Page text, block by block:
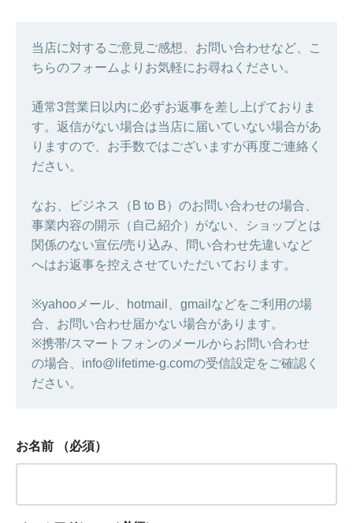
当店に対するご意見ご感想、お問い合わせなど、こ
ちらのフォームよりお気軽にお尋ねください。
通常3営業日以内に必ずお返事を差し上げておりま
す。返信がない場合は当店に届いていない場合があ
りますので、お手数ではございますが再度ご連絡く
ださい。
なお、ビジネス（B to B）のお問い合わせの場合、
事業内容の開示（自己紹介）がない、ショップとは
関係のない宣伝/売り込み、問い合わせ先違いなど
へはお返事を控えさせていただいております。
※yahooメール、hotmail、gmailなどをご利用の場
合、お問い合わせ届かない場合があります。
※携帯/スマートフォンのメールからお問い合わせ
の場合、info@lifetime-g.comの受信設定をご確認く
ださい。
お名前 （必須）